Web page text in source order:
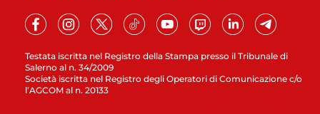
Testata iscritta nel Registro della Stampa presso il Tribunale di
Salerno al n. 34/2009
Società iscritta nel Registro degli Operatori di Comunicazione c/o
l’AGCOM al n. 20133